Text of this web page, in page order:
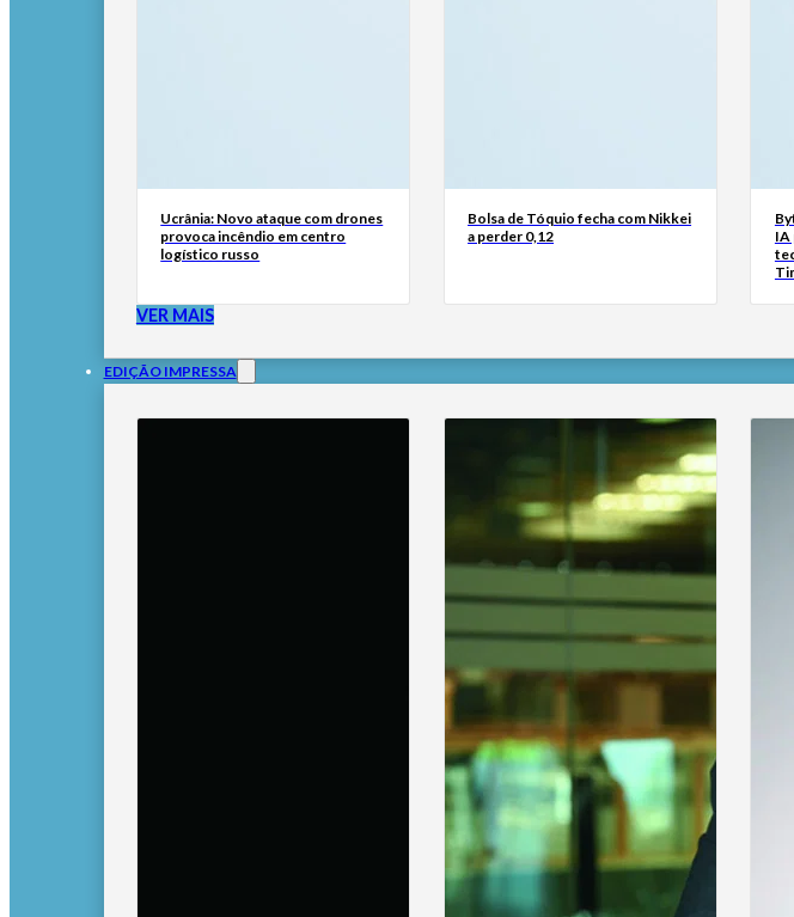
Ucrânia: Novo ataque com drones
provoca incêndio em centro
logístico russo
Bolsa de Tóquio fecha com Nikkei
a perder 0,12
IA
VER MAIS
EDIÇÃO IMPRESSA